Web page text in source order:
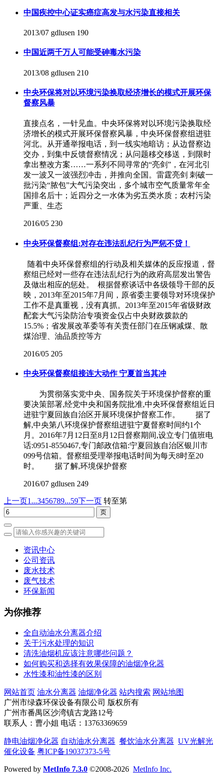
中国疾控中心证实癌症高发与水污染直接相关
2013/07 gdlusen 190
中国近两千万人可能受砷毒水污染
2013/08 gdlusen 210
中央环保将对以环境污染换取经济增长的模式开展环保
督察风暴
直接点名，一针见血。中央环保将对以环境污染换取经
济增长的模式开展环保督察风暴，中央环保督察组进驻
河北。从开通举报电话，到一线实地暗访；从边督察边
交办，到集中反馈督察情况；从问题移交移送，到限时
拿出整改方案……一系列不同寻常的“亮剑”，在河北引
发一波又一波强烈冲击，并推向全国。雷霆亮剑 刺破一
批污染“脓包”大气污染突出，多个城市空气质量常年全
国排名后十；近四分之一水体为劣五类水质；农村污染
严重、生态
2016/05 230
中央环保督察组:对存在违法乱纪行为严惩不贷！
随着中央环保督察组的行动及相关媒体的反应报道，督
察组已经对一些存在违法乱纪行为的政府高层发出警告
及做出相应的惩处。 根据督察谈话中各级领导干部的反
映，2013年至2015年7月间，原省委主要领导对环境保护
工作不是真重视，没有真抓。2013年至2015年省级财政
配套大气污染防治专项资金仅占中央财政拨款的
15.5%；省发展改革委等有关责任部门在压钢减煤、散
煤治理、油品质控等方
2016/05 205
中央环保督察组接连大动作 宁夏首当其冲
为贯彻落实党中央、国务院关于环境保护督察的重
要决策部署,经党中央和国务院批准,中央环保督察组近日
进驻宁夏回族自治区开展环境保护督察工作。 据了
解,中央第八环境保护督察组进驻宁夏督察时间约1个
月。2016年7月12日至8月12日督察期间,设立专门值班电
话:0951-8550467,专门邮政信箱:宁夏回族自治区银川市
099号信箱。督察组受理举报电话时间为每天8时至20
时。 据了解,环境保护督察
2016/07 gdlusen 249
上一页1...3456789...59下一页 转至第
资讯中心
公司资讯
废水技术
废气技术
环保新闻
为你推荐
全自动油水分离器介绍
关于污水处理的知识
清洗油烟机应该注意哪些问题？
如何购买和选择有效果保障的油烟净化器
水性漆和油性漆的区别
网站首页 油水分离器 油烟净化器 站内搜索 网站地图
广州市绿森环保设备有限公司 版权所有
广州市番禺区沙湾镇古龙路12号
联系人：曹小姐 电话：13763369659
静电油烟净化器 自动油水分离器 餐饮油水分离器 UV光解光
催化设备 粤ICP备19037373-5号
Powered by MetInfo 7.3.0 ©2008-2026 MetInfo Inc.